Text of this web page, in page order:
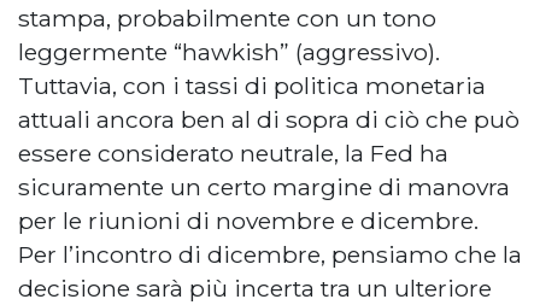
stampa, probabilmente con un tono
leggermente “hawkish” (aggressivo).
Tuttavia, con i tassi di politica monetaria
attuali ancora ben al di sopra di ciò che può
essere considerato neutrale, la Fed ha
sicuramente un certo margine di manovra
per le riunioni di novembre e dicembre.
Per l’incontro di dicembre, pensiamo che la
decisione sarà più incerta tra un ulteriore